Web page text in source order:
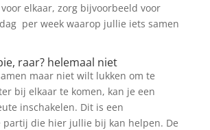
elkaar, zorg bijvoorbeeld voor
per week waarop jullie iets samen
raar? helemaal niet
maar niet wilt lukken om te
bij elkaar te komen, kan je een
inschakelen. Dit is een
partij die hier jullie bij kan helpen. De